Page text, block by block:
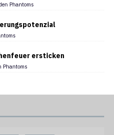
Phantoms
ersticken
Phantoms